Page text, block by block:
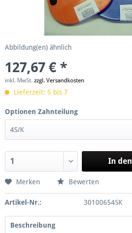
Abbildung(en) ähnlich
127,67 € *
inkl. MwSt. zzgl. Versandkosten
Lieferzeit: 5 bis 7
Optionen Zahnteilung
In den
Merken Bewerten
Artikel-Nr.: 30100654SK
Beschreibung